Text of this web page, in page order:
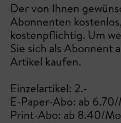
Der von Ihnen
Abonnenten
kostenpflichtig. Um
Sie sich als Abonnent
Artikel kaufen.
Einzelartikel: 2.-
E-Paper-Abo: ab
Print-Abo: ab 8.40/